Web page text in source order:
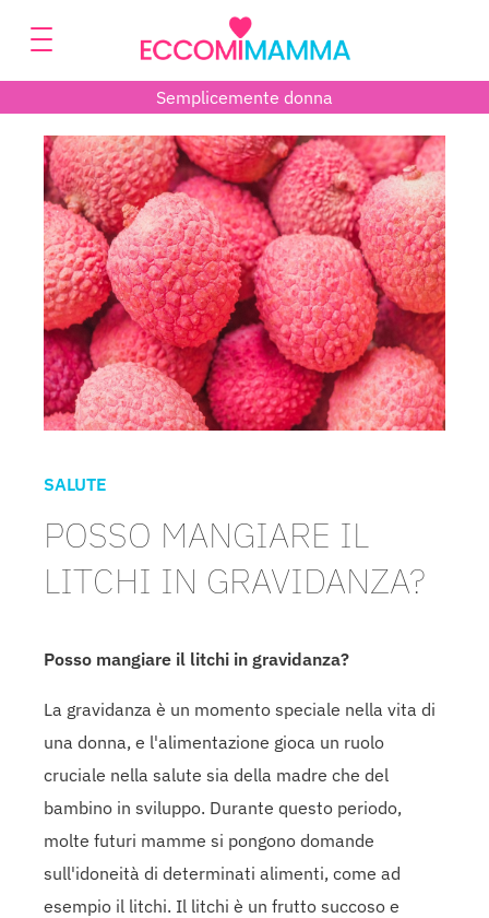
Semplicemente donna
SALUTE
POSSO MANGIARE IL
LITCHI IN GRAVIDANZA?
Posso mangiare il litchi in gravidanza?
La gravidanza è un momento speciale nella vita di
una donna, e l'alimentazione gioca un ruolo
cruciale nella salute sia della madre che del
bambino in sviluppo. Durante questo periodo,
molte futuri mamme si pongono domande
sull'idoneità di determinati alimenti, come ad
esempio il litchi. Il litchi è un frutto succoso e